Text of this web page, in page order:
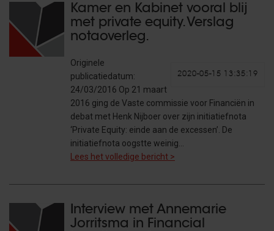
Kamer en Kabinet vooral blij
met private equity. Verslag
notaoverleg.
2020-05-15 13:35:19
Originele
publicatiedatum:
24/03/2016 Op 21 maart
2016 ging de Vaste commissie voor Financiën in
debat met Henk Nijboer over zijn initiatiefnota
‘Private Equity: einde aan de excessen’. De
initiatiefnota oogstte weinig…
Lees het volledige bericht >
Interview met Annemarie
Jorritsma in Financial